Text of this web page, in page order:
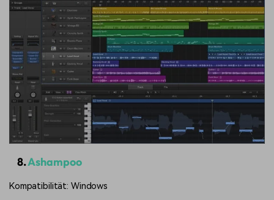
8.Ashampoo
Kompatibilität: Windows